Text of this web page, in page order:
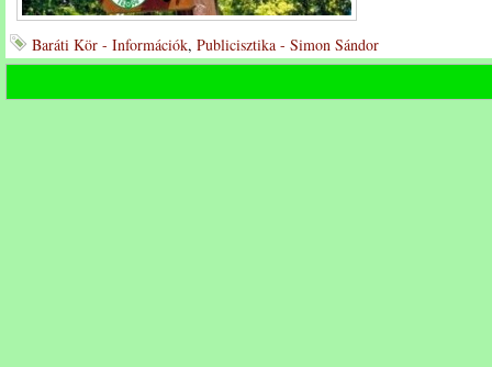
Baráti Kör - Információk, Publicisztika - Simon Sándor